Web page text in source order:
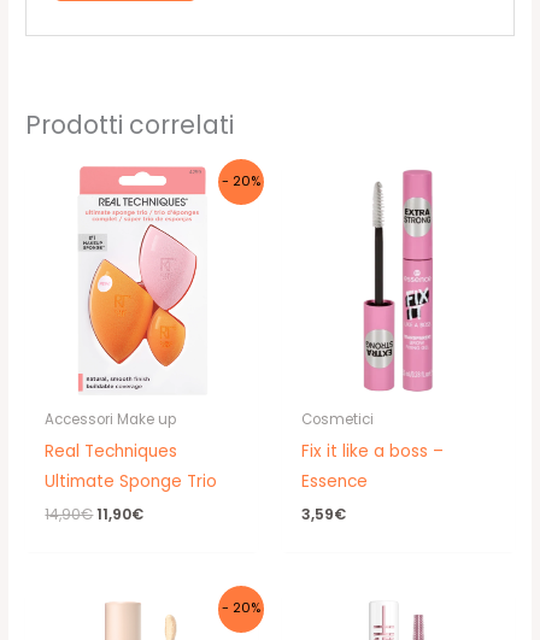
Prodotti correlati
- 20%
Accessori Make up
Real Techniques
Ultimate Sponge Trio
14,90€Il
11,90€Il
Cosmetici
Fix it like a boss –
Essence
3,59€
- 20%